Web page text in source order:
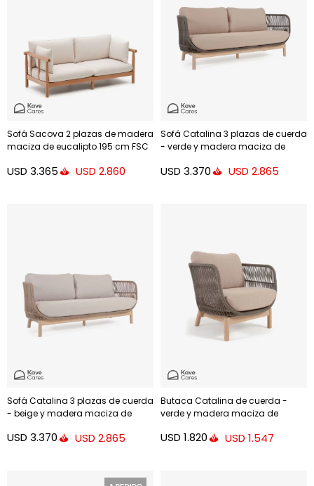
Sofá Sacova 2 plazas de madera
maciza de eucalipto 195 cm FSC
USD 3.365 USD 2.860
Sofá Catalina 3 plazas de cuerda
- verde y madera maciza de
USD 3.370 USD 2.865
Sofá Catalina 3 plazas de cuerda
- beige y madera maciza de
USD 3.370 USD 2.865
Butaca Catalina de cuerda -
verde y madera maciza de
USD 1.820 USD 1.547